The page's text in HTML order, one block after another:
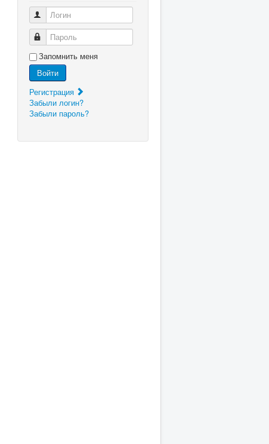
Логин
Пароль
Запомнить меня
Войти
Регистрация
Забыли логин?
Забыли пароль?